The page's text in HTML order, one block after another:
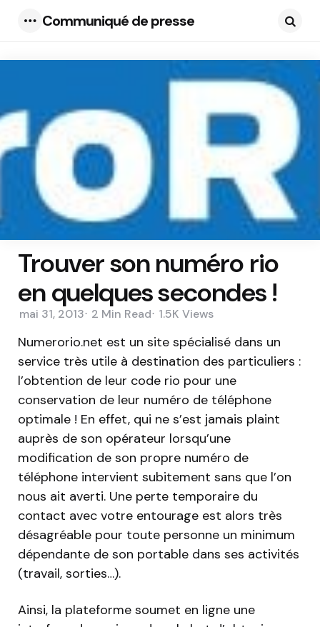
Communiqué de presse
Trouver son numéro rio
en quelques secondes !
mai 31, 2013 2 Min Read 1.5K Views
Numerorio.net est un site spécialisé dans un
service très utile à destination des particuliers :
l’obtention de leur code rio pour une
conservation de leur numéro de téléphone
optimale ! En effet, qui ne s’est jamais plaint
auprès de son opérateur lorsqu’une
modification de son propre numéro de
téléphone intervient subitement sans que l’on
nous ait averti. Une perte temporaire du
contact avec votre entourage est alors très
désagréable pour toute personne un minimum
dépendante de son portable dans ses activités
(travail, sorties…).
Ainsi, la plateforme soumet en ligne une